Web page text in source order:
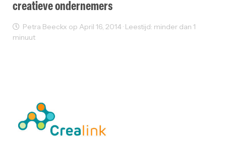
creatieve ondernemers
Petra Beeckx op April 16, 2014 · Leestijd: minder dan 1
minuut